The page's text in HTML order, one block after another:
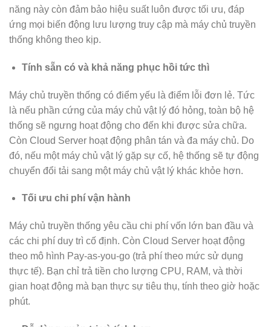
năng này còn đảm bảo hiệu suất luôn được tối ưu, đáp
ứng mọi biến động lưu lượng truy cập mà máy chủ truyền
thống không theo kịp.
Tính sẵn có và khả năng phục hồi tức thì
Máy chủ truyền thống có điểm yếu là điểm lỗi đơn lẻ. Tức
là nếu phần cứng của máy chủ vật lý đó hỏng, toàn bộ hệ
thống sẽ ngưng hoạt động cho đến khi được sửa chữa.
Còn Cloud Server hoạt động phân tán và đa máy chủ. Do
đó, nếu một máy chủ vật lý gặp sự cố, hệ thống sẽ tự động
chuyển đổi tải sang một máy chủ vật lý khác khỏe hơn.
Tối ưu chi phí vận hành
Máy chủ truyền thống yêu cầu chi phí vốn lớn ban đầu và
các chi phí duy trì cố định. Còn Cloud Server hoạt động
theo mô hình Pay-as-you-go (trả phí theo mức sử dụng
thực tế). Bạn chỉ trả tiền cho lượng CPU, RAM, và thời
gian hoạt động mà bạn thực sự tiêu thụ, tính theo giờ hoặc
phút.